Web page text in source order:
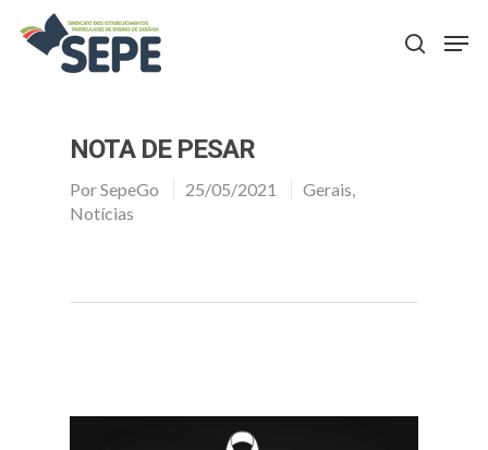
NOTA DE PESAR
PorSepeGo 25/05/2021 Gerais,
Notícias